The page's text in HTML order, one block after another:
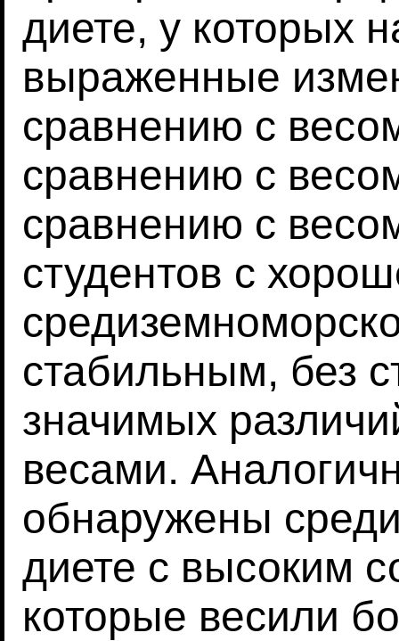
диете, у которых
выраженные
сравнению с
сравнению с
сравнению с
студентов с
стабильным, без
значимых
весами.
обнаружены
диете с высоким
которые весили